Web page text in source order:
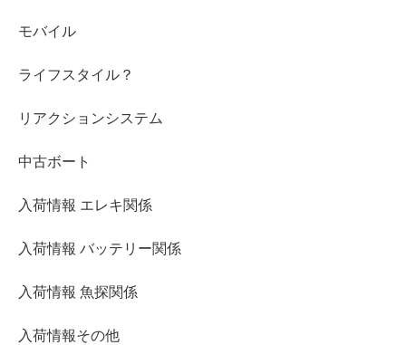
モバイル
ライフスタイル？
リアクションシステム
中古ボート
入荷情報 エレキ関係
入荷情報 バッテリー関係
入荷情報 魚探関係
入荷情報その他